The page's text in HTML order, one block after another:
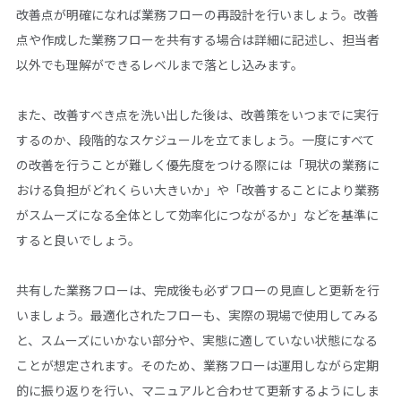
改善点が明確になれば業務フローの再設計を行いましょう。改善
点や作成した業務フローを共有する場合は詳細に記述し、担当者
以外でも理解ができるレベルまで落とし込みます。
また、改善すべき点を洗い出した後は、改善策をいつまでに実行
するのか、段階的なスケジュールを立てましょう。一度にすべて
の改善を行うことが難しく優先度をつける際には「現状の業務に
おける負担がどれくらい大きいか」や「改善することにより業務
がスムーズになる全体として効率化につながるか」などを基準に
すると良いでしょう。
共有した業務フローは、完成後も必ずフローの見直しと更新を行
いましょう。最適化されたフローも、実際の現場で使用してみる
と、スムーズにいかない部分や、実態に適していない状態になる
ことが想定されます。そのため、業務フローは運用しながら定期
的に振り返りを行い、マニュアルと合わせて更新するようにしま